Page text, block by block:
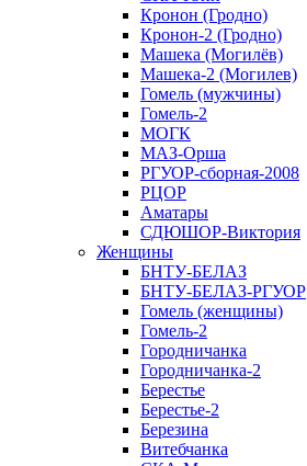
Кронон (Гродно)
Кронон-2 (Гродно)
Машека (Могилёв)
Машека-2 (Могилев)
Гомель (мужчины)
Гомель-2
МОГК
МАЗ-Орша
РГУОР-сборная-2008
РЦОР
Аматары
СДЮШОР-Виктория
Женщины
БНТУ-БЕЛАЗ
БНТУ-БЕЛАЗ-РГУОР
Гомель (женщины)
Гомель-2
Городничанка
Городничанка-2
Берестье
Берестье-2
Березина
Витебчанка